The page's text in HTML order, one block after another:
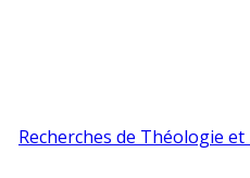
Recherches de Théologie